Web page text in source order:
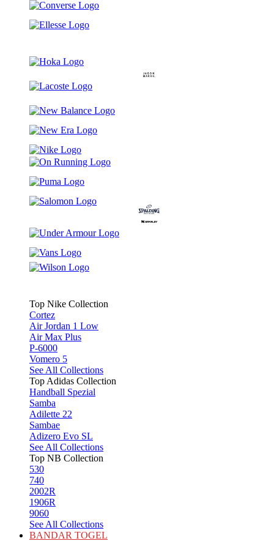
Top Nike Collection
Cortez
Air Jordan 1 Low
Air Max Plus
P-6000
Vomero 5
See All Collections
Top Adidas Collection
Handball Spezial
Samba
Adilette 22
Sambae
Adizero Evo SL
See All Collections
Top NB Collection
530
740
2002R
1906R
9060
See All Collections
BANDAR TOGEL